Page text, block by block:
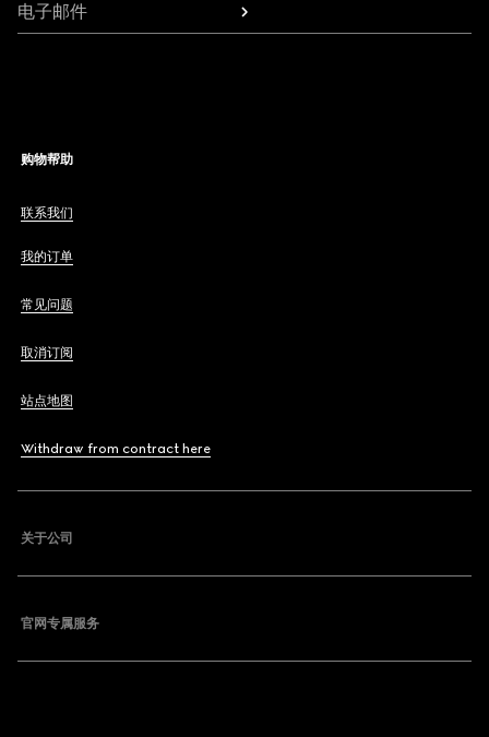
电子邮件
购物帮助
联系我们
我的订单
常见问题
取消订阅
站点地图
Withdraw from contract here
关于公司
官网专属服务